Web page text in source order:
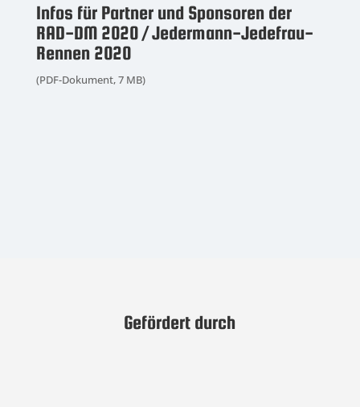
Infos für Partner und Sponsoren der
RAD-DM 2020 / Jedermann-Jedefrau-
Rennen 2020
(PDF-Dokument, 7 MB)
Gefördert durch